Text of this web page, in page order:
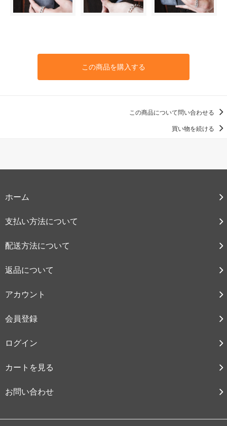
この商品を購入する
この商品について問い合わせる
買い物を続ける
ホーム
支払い方法について
配送方法について
返品について
アカウント
会員登録
ログイン
カートを見る
お問い合わせ